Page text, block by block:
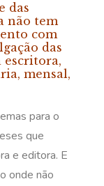
das
não tem
com
das
escritora,
mensal,
para o
que
e editora. E
onde não